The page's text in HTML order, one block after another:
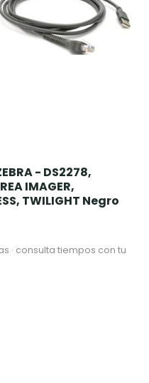
- DS2278,
IMAGER,
TWILIGHT Negro
· consulta tiempos con tu